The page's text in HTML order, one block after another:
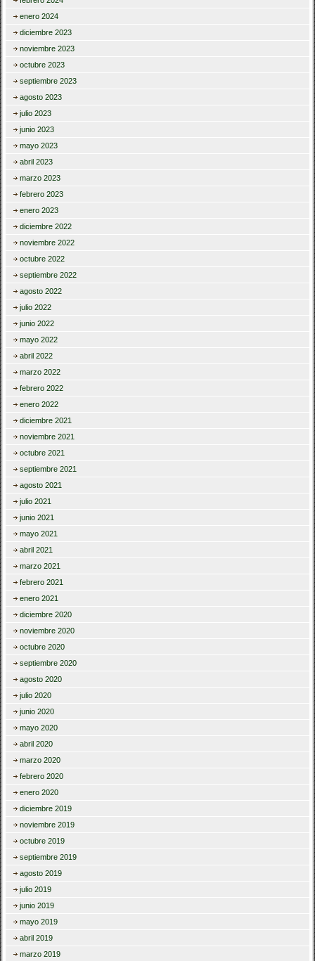
enero 2024
diciembre 2023
noviembre 2023
octubre 2023
septiembre 2023
agosto 2023
julio 2023
junio 2023
mayo 2023
abril 2023
marzo 2023
febrero 2023
enero 2023
diciembre 2022
noviembre 2022
octubre 2022
septiembre 2022
agosto 2022
julio 2022
junio 2022
mayo 2022
abril 2022
marzo 2022
febrero 2022
enero 2022
diciembre 2021
noviembre 2021
octubre 2021
septiembre 2021
agosto 2021
julio 2021
junio 2021
mayo 2021
abril 2021
marzo 2021
febrero 2021
enero 2021
diciembre 2020
noviembre 2020
octubre 2020
septiembre 2020
agosto 2020
julio 2020
junio 2020
mayo 2020
abril 2020
marzo 2020
febrero 2020
enero 2020
diciembre 2019
noviembre 2019
octubre 2019
septiembre 2019
agosto 2019
julio 2019
junio 2019
mayo 2019
abril 2019
marzo 2019